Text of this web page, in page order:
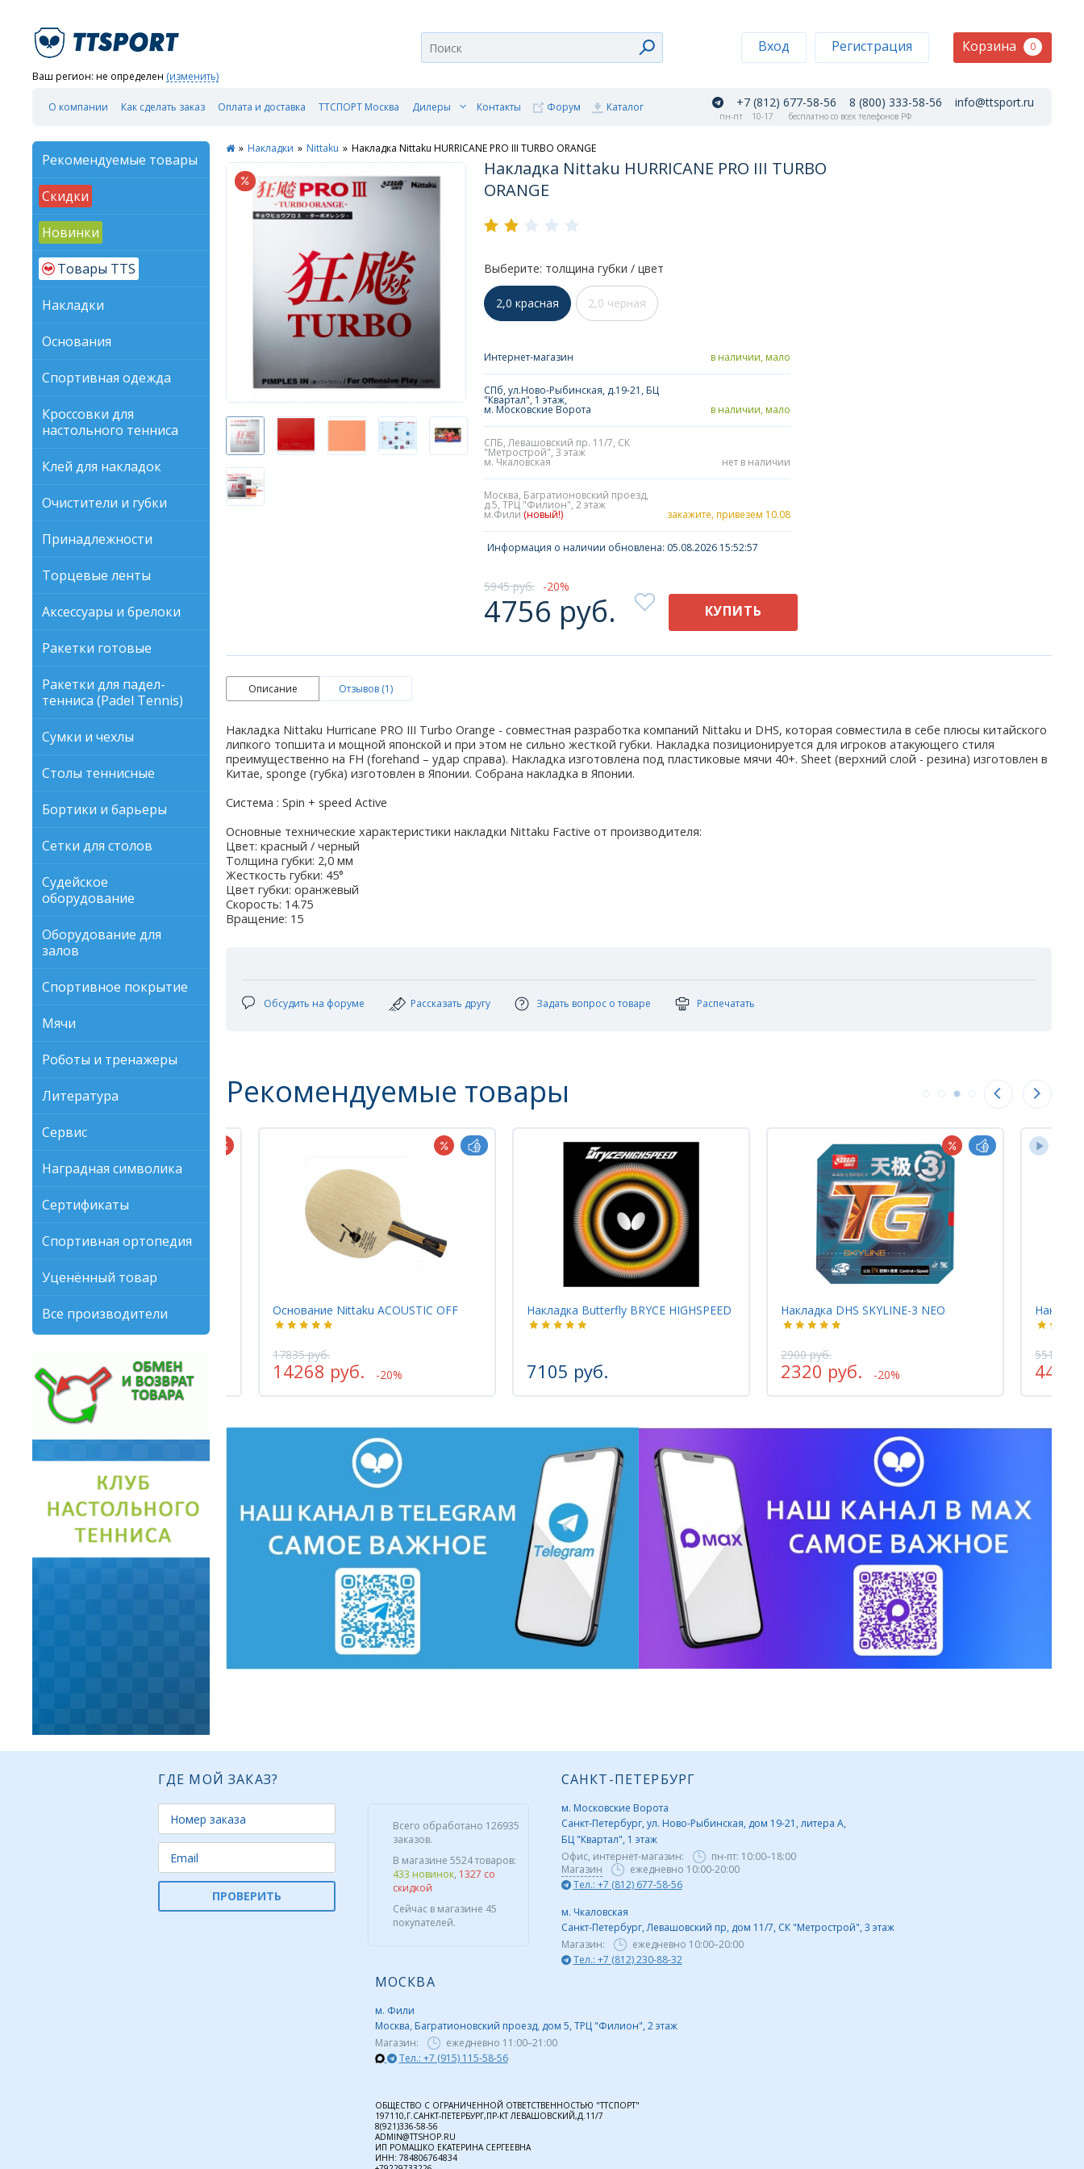
Ваш регион: не определен (изменить)
Вход Регистрация Корзина 0
О компании Как сделать заказ Оплата и доставка ТТСПОРТ Москва Дилеры Контакты Форум Каталог +7 (812) 677-58-56 8 (800) 333-58-56 info@ttsport.ru
пн-пт 10-17 бесплатно со всех телефонов РФ
Рекомендуемые товары
Скидки
Новинки
Товары TTS
Накладки
Основания
Спортивная одежда
Кроссовки для
настольного тенниса
Клей для накладок
Очистители и губки
Принадлежности
Торцевые ленты
Аксессуары и брелоки
Ракетки готовые
Ракетки для падел-
тенниса (Padel Tennis)
Сумки и чехлы
Столы теннисные
Бортики и барьеры
Сетки для столов
Судейское
оборудование
Оборудование для
залов
Спортивное покрытие
Мячи
Роботы и тренажеры
Литература
Сервис
Наградная символика
Сертификаты
Спортивная ортопедия
Уценённый товар
Все производители
» Накладки » Nittaku » Накладка Nittaku HURRICANE PRO III TURBO ORANGE
Накладка Nittaku HURRICANE PRO III TURBO
ORANGE
Выберите: толщина губки / цвет
2,0 красная 2,0 черная
Интернет-магазин в наличии, мало
СПб, ул.Ново-Рыбинская, д.19-21, БЦ
"Квартал", 1 этаж,
м. Московские Ворота в наличии, мало
СПБ, Левашовский пр. 11/7, СК
"Метрострой", 3 этаж
м. Чкаловская нет в наличии
Москва, Багратионовский проезд,
д.5, ТРЦ "Филион", 2 этаж
м.Фили (новый!) закажите, привезем 10.08
Информация о наличии обновлена: 05.08.2026 15:52:57
5945 руб. 20
4756 руб. КУПИТЬ
Описание Отзывов (1)
Накладка Nittaku Hurricane PRO III Turbo Orange - совместная разработка компаний Nittaku и DHS, которая совместила в себе плюсы китайского
липкого топшита и мощной японской и при этом не сильно жесткой губки. Накладка позиционируется для игроков атакующего стиля
преимущественно на FH (forehand – удар справа). Накладка изготовлена под пластиковые мячи 40+. Sheet (верхний слой - резина) изготовлен в
Китае, sponge (губка) изготовлен в Японии. Собрана накладка в Японии.
Система : Spin + speed Active
Основные технические характеристики накладки Nittaku Factive от производителя:
Цвет: красный / черный
Толщина губки: 2,0 мм
Жесткость губки: 45°
Цвет губки: оранжевый
Скорость: 14.75
Вращение: 15
Обсудить на форуме Рассказать другу Задать вопрос о товаре Распечатать
Рекомендуемые товары
Накладка Nittaku FASTARC G-1
4408 руб. -20%
Основание Nittaku ACOUSTIC OFF
17835 руб.
14268 руб. -20%
Накладка Butterfly BRYCE HIGHSPEED
7105 руб.
Накладка DHS SKYLINE-3 NEO
2900 руб.
2320 руб. -20%
5510
4408
ГДЕ МОЙ ЗАКАЗ?
ПРОВЕРИТЬ
Всего обработано 126935
заказов.
В магазине 5524 товаров:
433 новинок, 1327 со
скидкой
Сейчас в магазине 45
покупателей.
САНКТ-ПЕТЕРБУРГ
м. Московские Ворота
Санкт-Петербург, ул. Ново-Рыбинская, дом 19-21, литера А,
БЦ "Квартал", 1 этаж
Офис, интернет-магазин:
пн-пт: 10:00–18:00
Магазин
ежедневно 10:00-20:00
Тел.: +7 (812) 677-58-56
м. Чкаловская
Санкт-Петербург, Левашовский пр, дом 11/7, СК "Метрострой", 3 этаж
Магазин:
ежедневно 10:00–20:00
Тел.: +7 (812) 230-88-32
МОСКВА
м. Фили
Москва, Багратионовский проезд, дом 5, ТРЦ "Филион", 2 этаж
Магазин:
ежедневно 11:00–21:00
Тел.: +7 (915) 115-58-56
ОБЩЕСТВО С ОГРАНИЧЕННОЙ ОТВЕТСТВЕННОСТЬЮ "ТТСПОРТ"
197110,Г.САНКТ-ПЕТЕРБУРГ,ПР-КТ ЛЕВАШОВСКИЙ,Д.11/7
8(921)336-58-56
ADMIN@TTSHOP.RU
ИП РОМАШКО ЕКАТЕРИНА СЕРГЕЕВНА
ИНН: 784806764834